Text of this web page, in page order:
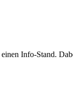
einen Info-Stand.